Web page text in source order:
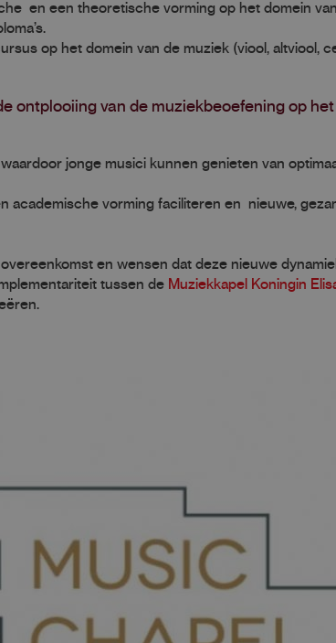
en een theoretische vorming op het domein
op het domein van de muziek (viool, altviool,
ontplooiing van de muziekbeoefening op
jonge musici kunnen genieten van
academische vorming faciliteren en nieuwe,
en wensen dat deze nieuwe
tussen de Muziekkapel Koningin